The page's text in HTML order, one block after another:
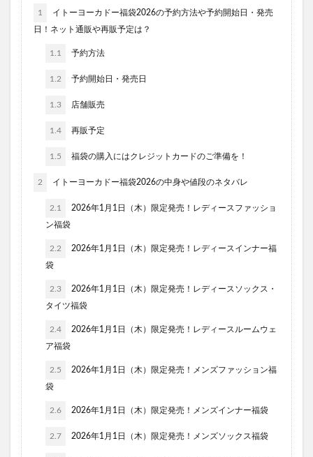
1
イトーヨーカドー福袋2026の予約方法や予約開始日・発売
日！ネット通販や再販予定は？
1.1 予約方法
1.2 予約開始日・発売日
1.3 店舗販売
1.4 再販予定
1.5 福袋の購入にはクレジットカードのご準備を！
2 イトーヨーカドー福袋2026の中身や値段のネタバレ
2.1
2026年1月1日（木）限定発売！レディースファッショ
ン福袋
2.2
2026年1月1日（木）限定発売！レディースインナー福
袋
2.3
2026年1月1日（木）限定発売！レディースソックス・
タイツ福袋
2.4
2026年1月1日（木）限定発売！レディースルームウェ
ア福袋
2.5
2026年1月1日（木）限定発売！メンズファッション福
袋
2.6 2026年1月1日（木）限定発売！メンズインナー福袋
2.7 2026年1月1日（木）限定発売！メンズソックス福袋